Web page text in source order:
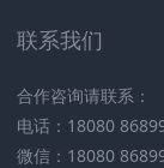
联系我们
合作咨询请联系：
电话：18080
微信：18080